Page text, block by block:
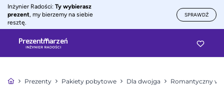
Inżynier Radości: Ty wybierasz
prezent, my bierzemy na siebie
resztę.
SPRAWDŹ
Prezenty Pakiety pobytowe Dla dwojga Romantyczny